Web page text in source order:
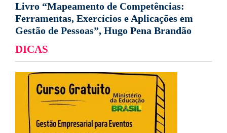
Livro “Mapeamento de Competências:
Ferramentas, Exercícios e Aplicações em
Gestão de Pessoas”, Hugo Pena Brandão
DICAS